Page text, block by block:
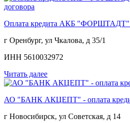
Оплата кредита АКБ "ФОРШТАДТ"
г Оренбург, ул Чкалова, д 35/1
ИНН 5610032972
Читать далее
АО "БАНК АКЦЕПТ" - оплата
г Новосибирск, ул Советская, д 14